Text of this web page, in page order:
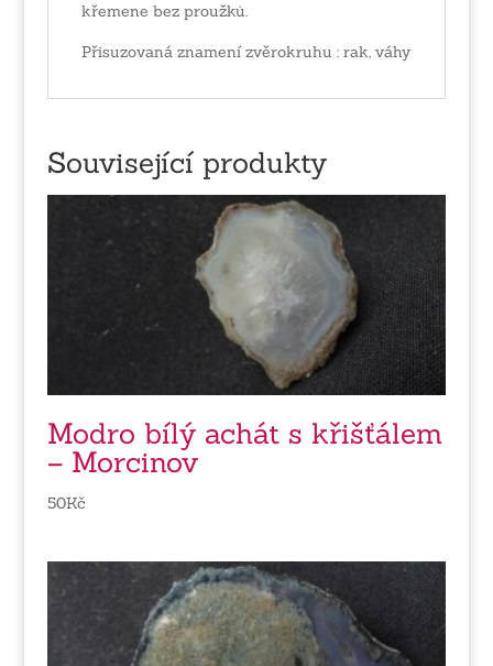
křemene bez proužků.
Přisuzovaná znamení zvěrokruhu : rak, váhy
Související produkty
Modro bílý achát s křišťálem
– Morcinov
50Kč